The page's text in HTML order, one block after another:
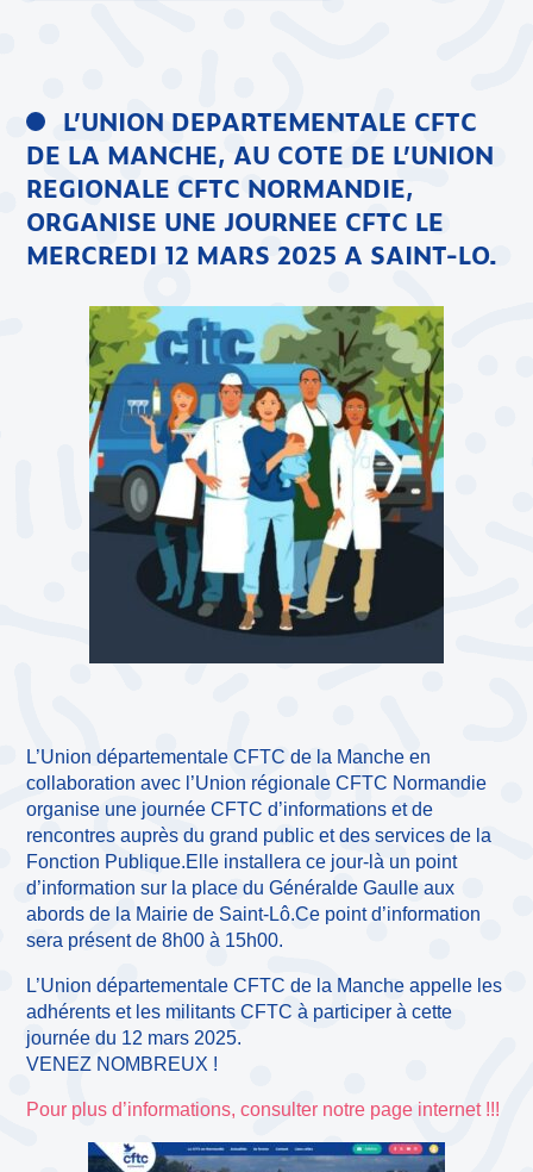
L’UNION DEPARTEMENTALE CFTC
DE LA MANCHE, AU COTE DE L’UNION
REGIONALE CFTC NORMANDIE,
ORGANISE UNE JOURNEE CFTC LE
MERCREDI 12 MARS 2025 A SAINT-LO.
L’Union départementale CFTC de la Manche en
collaboration avec l’Union régionale CFTC Normandie
organise une journée CFTC d’informations et de
rencontres auprès du grand public et des services de la
Fonction Publique.Elle installera ce jour-là un point
d’information sur la place du Généralde Gaulle aux
abords de la Mairie de Saint-Lô.Ce point d’information
sera présent de 8h00 à 15h00.
L’Union départementale CFTC de la Manche appelle les
adhérents et les militants CFTC à participer à cette
journée du 12 mars 2025.
VENEZ NOMBREUX !
Pour plus d’informations, consulter notre page internet !!!